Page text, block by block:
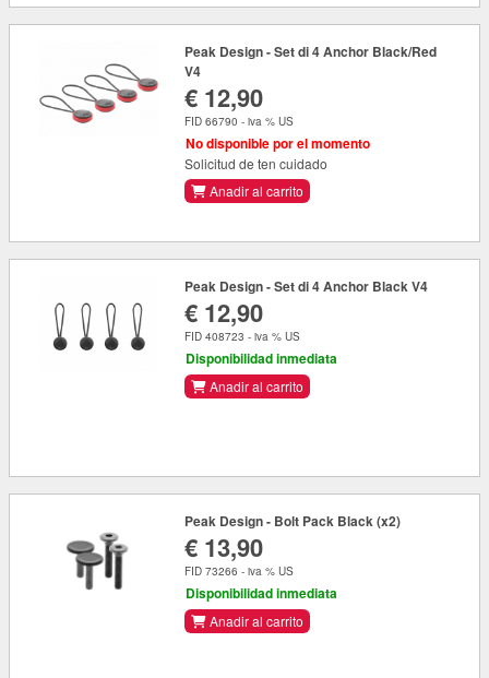
Peak Design - Set di 4 Anchor Black/Red
V4
€ 12,90
FID 66790 - iva % US
No disponible por el momento
Solicitud de ten cuidado
Anadir al carrito
Peak Design - Set di 4 Anchor Black V4
€ 12,90
FID 408723 - iva % US
Disponibilidad inmediata
Anadir al carrito
Peak Design - Bolt Pack Black (x2)
€ 13,90
FID 73266 - iva % US
Disponibilidad inmediata
Anadir al carrito